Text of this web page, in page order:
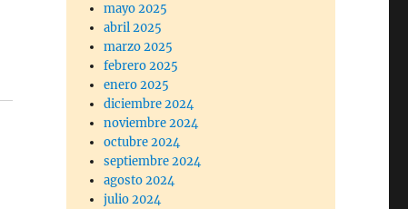
mayo 2025
abril 2025
marzo 2025
febrero 2025
enero 2025
diciembre 2024
noviembre 2024
octubre 2024
septiembre 2024
agosto 2024
julio 2024